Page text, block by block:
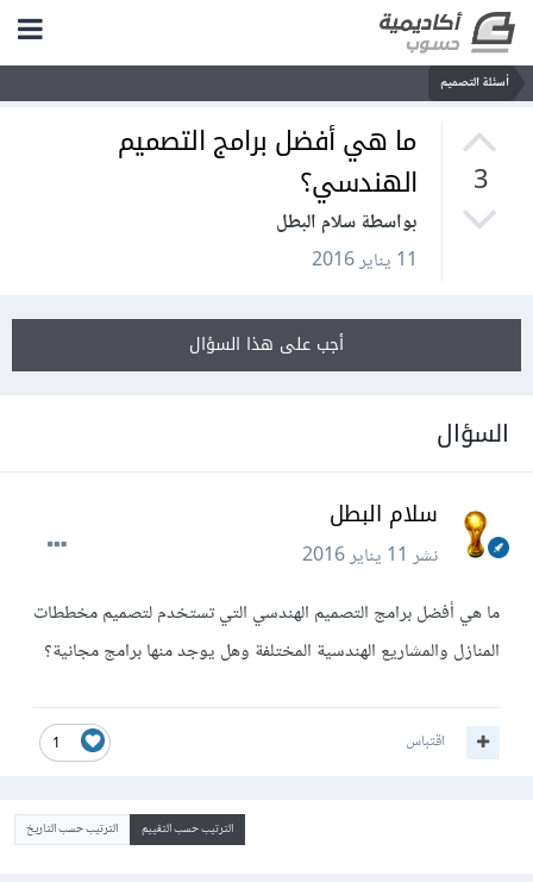
أسئلة التصميم
3
ما هي أفضل برامج التصميم
الهندسي؟
بواسطة سلام البطل
11 يناير 2016
أجب على هذا السؤال
السؤال
سلام البطل
نشر11 يناير 2016
ما هي أفضل برامج التصميم الهندسي التي تستخدم لتصميم مخططات
المنازل والمشاريع الهندسية المختلفة وهل يوجد منها برامج مجانية؟
1 اقتباس
الترتيب حسب التقييم الترتيب حسب التاريخ